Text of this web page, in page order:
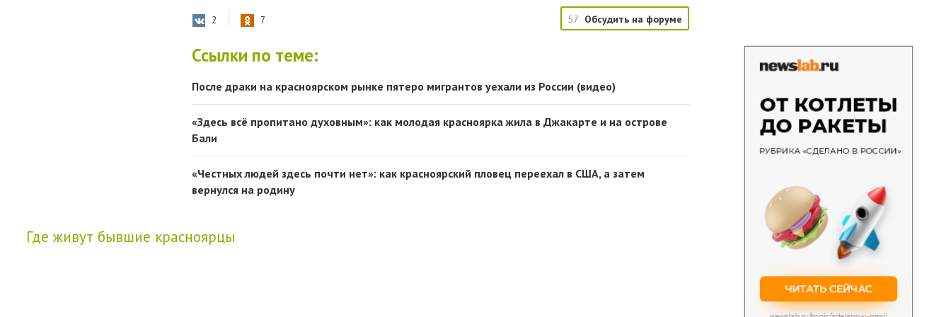
2 7 57 Обсудить на форуме
Ссылки по теме:
После драки на красноярском рынке пятеро мигрантов уехали из России (видео)
«Здесь всё пропитано духовным»: как молодая красноярка жила в Джакарте и на острове
Бали
«Честных людей здесь почти нет»: как красноярский пловец переехал в США, а затем
вернулся на родину
Где живут бывшие красноярцы